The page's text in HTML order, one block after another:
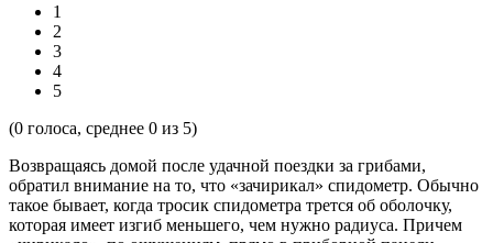
1
2
3
4
5
(0 голоса, среднее 0 из 5)
Возвращаясь домой после удачной поездки за грибами,
обратил внимание на то, что «зачирикал» спидометр. Обычно
такое бывает, когда тросик спидометра трется об оболочку,
которая имеет изгиб меньшего, чем нужно радиуса. Причем